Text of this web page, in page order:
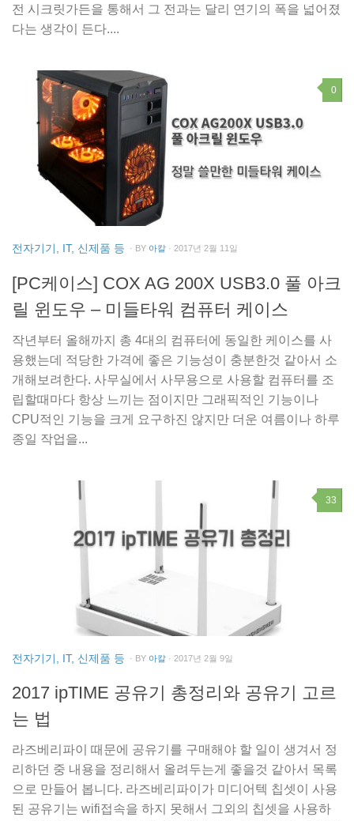
전 시크릿가든을 통해서 그 전과는 달리 연기의 폭을 넓어졌
다는 생각이 든다....
0
전자기기, IT, 신제품 등 · BY 아칼 · 2017년 2월 11일
[PC케이스] COX AG 200X USB3.0 풀 아크
릴 윈도우 – 미들타워 컴퓨터 케이스
작년부터 올해까지 총 4대의 컴퓨터에 동일한 케이스를 사
용했는데 적당한 가격에 좋은 기능성이 충분한것 같아서 소
개해보려한다. 사무실에서 사무용으로 사용할 컴퓨터를 조
립할때마다 항상 느끼는 점이지만 그래픽적인 기능이나
CPU적인 기능을 크게 요구하진 않지만 더운 여름이나 하루
종일 작업을...
33
전자기기, IT, 신제품 등 · BY 아칼 · 2017년 2월 9일
2017 ipTIME 공유기 총정리와 공유기 고르
는 법
라즈베리파이 때문에 공유기를 구매해야 할 일이 생겨서 정
리하던 중 내용을 정리해서 올려두는게 좋을것 같아서 목록
으로 만들어 봅니다. 라즈베리파이가 미디어텍 칩셋이 사용
된 공유기는 wifi접속을 하지 못해서 그외의 칩셋을 사용하